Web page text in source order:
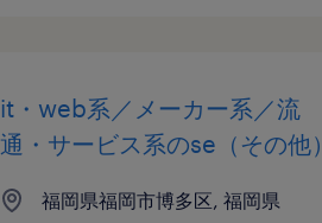
it・web系／メーカー系／流
通・サービス系のse（その他）
福岡県福岡市博多区, 福岡県